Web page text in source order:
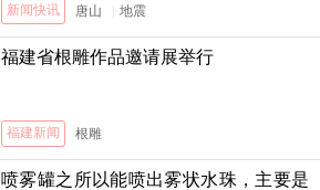
新闻快讯 唐山 地震
福建省根雕作品邀请展举行
福建新闻 根雕
喷雾罐之所以能喷出雾状水珠，主要是